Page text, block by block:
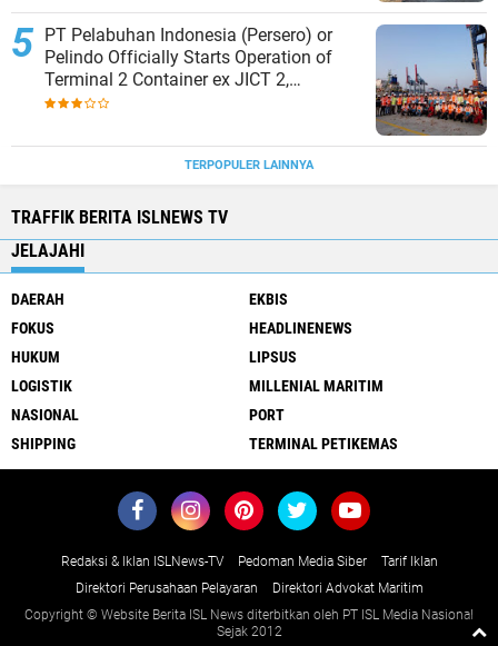
PT Pelabuhan Indonesia (Persero) or
Pelindo Officially Starts Operation of
Terminal 2 Container ex JICT 2,
Strengthening Productivity of Tanjung
TERPOPULER LAINNYA
TRAFFIK BERITA ISLNEWS TV
JELAJAHI
DAERAH
EKBIS
FOKUS
HEADLINENEWS
HUKUM
LIPSUS
LOGISTIK
MILLENIAL MARITIM
NASIONAL
PORT
SHIPPING
TERMINAL PETIKEMAS
Redaksi & Iklan ISLNews-TV Pedoman Media Siber
Tarif Iklan
Direktori Perusahaan Pelayaran
Direktori Advokat Maritim
Copyright © Website Berita ISL News diterbitkan oleh PT ISL Media Nasional
Sejak 2012